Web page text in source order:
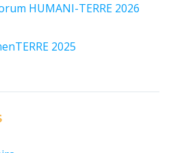
HUMANI-TERRE 2026
2025